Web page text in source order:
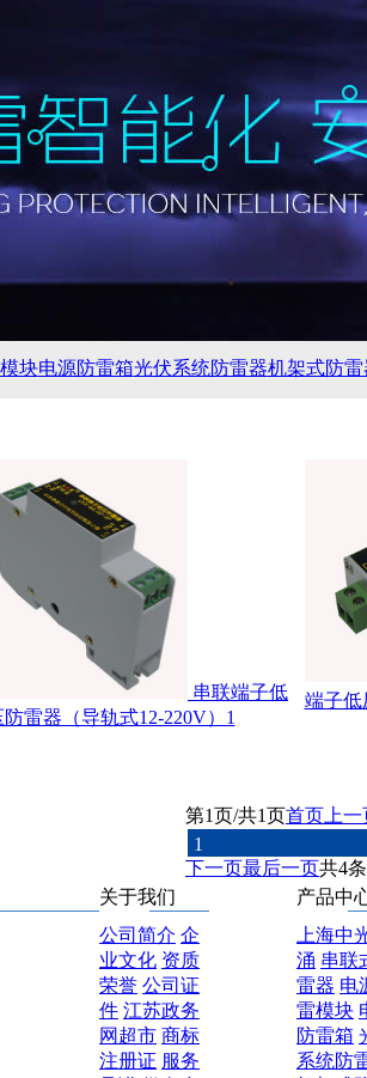
块电源防雷箱光伏系统防雷器机架式防雷
串联端子低
防雷器（导轨式12-220V）1
端子低
第1页/共1页首页 上
1
下一页最后一页共4
关于我们
公司简介 企
业文化 资质
荣誉 公司证
件 江苏政务
网超市 商标
注册证 服务
产品中
上海中
涌 串联
雷器 电
雷模块
防雷箱
系统防